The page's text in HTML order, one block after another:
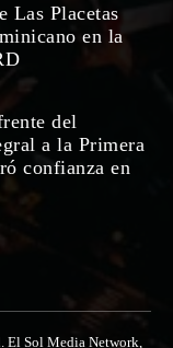
Las Placetas
en la
del
a la Primera
confianza en
Sol Media Network,